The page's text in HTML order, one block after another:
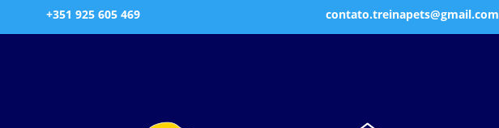
+351 925 605 469 contato.treinapets@gmail.com